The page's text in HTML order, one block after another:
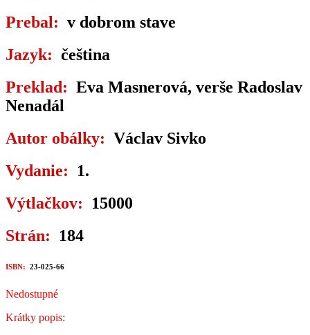
Prebal: v dobrom stave
Jazyk: čeština
Preklad: Eva Masnerová, verše Radoslav
Nenadál
Autor obálky: Václav Sivko
Vydanie: 1.
Výtlačkov: 15000
Strán: 184
ISBN: 23-025-66
Nedostupné
Krátky popis: